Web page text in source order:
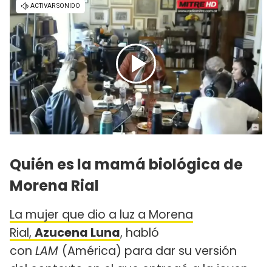
Quién es la mamá biológica de
Morena Rial​
La mujer que dio a luz a Morena
Rial, Azucena Luna, habló
con LAM (América) para dar su versión